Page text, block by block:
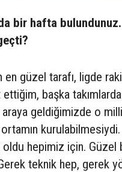
bir hafta
en güzel tarafı, ligde
başka
araya geldiğimizde o
oldu hepimiz için. Güzel
teknik hep, gerek